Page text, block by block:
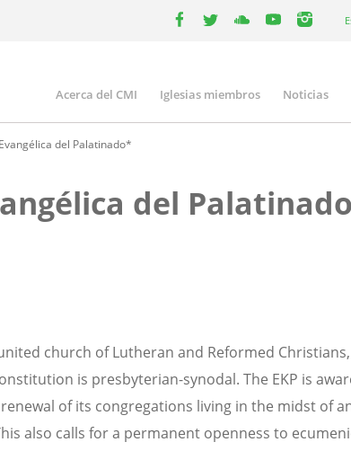
Main
navigation
Acerca del CMI Iglesias miembros Noticias
del Palatinado*
del
church of Lutheran and Reformed Christians,
is presbyterian-synodal. The EKP is
of its congregations living in the midst of
also calls for a permanent openness to